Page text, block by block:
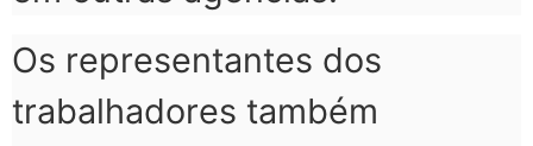
Os representantes dos
trabalhadores também